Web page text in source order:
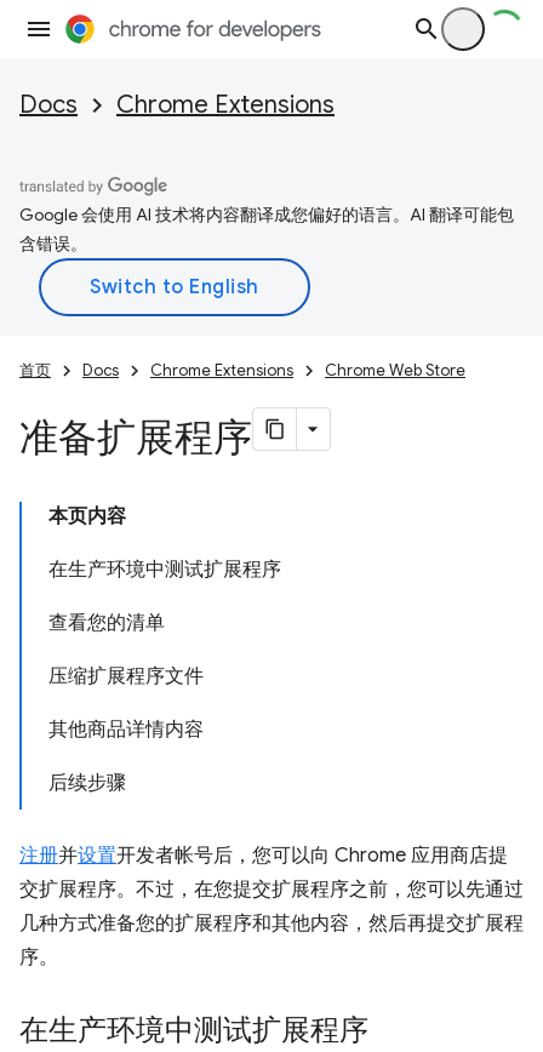
Docs Chrome Extensions
Google 会使用 AI 技术将内容翻译成您偏好的语言。AI 翻译可能包
含错误。
首页 Docs Chrome Extensions Chrome Web Store
准备扩展程序
本页内容
在生产环境中测试扩展程序
查看您的清单
压缩扩展程序文件
其他商品详情内容
后续步骤
注册并设置开发者帐号后，您可以向 Chrome 应用商店提
交扩展程序。不过，在您提交扩展程序之前，您可以先通过
几种方式准备您的扩展程序和其他内容，然后再提交扩展程
序。
在生产环境中测试扩展程序